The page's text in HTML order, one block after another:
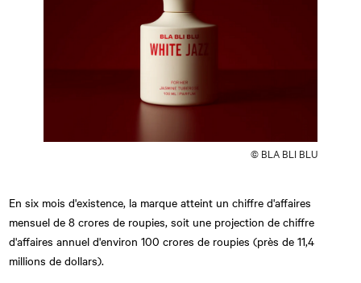
© BLA BLI BLU
En six mois d'existence, la marque atteint un chiffre d'affaires
mensuel de 8 crores de roupies, soit une projection de chiffre
d'affaires annuel d'environ 100 crores de roupies (près de 11,4
millions de dollars).